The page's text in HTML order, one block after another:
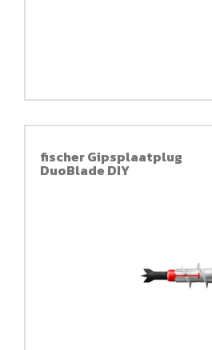
fischer Gipsplaatplug
DuoBlade DIY